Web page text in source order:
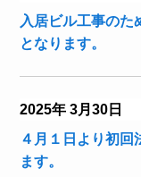
入居ビル工事のた
となります。
2025年 3月30日
４月１日より初回
ます。